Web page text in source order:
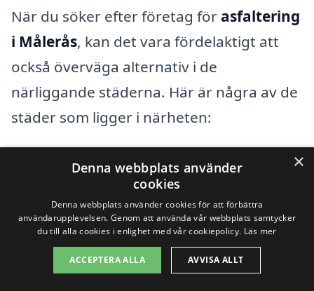
När du söker efter företag för asfaltering
i Målerås, kan det vara fördelaktigt att
också överväga alternativ i de
närliggande städerna. Här är några av de
städer som ligger i närheten:
Nybro
Mellerud
Högsby
Emmaboda
×
Denna webbplats använder
cookies
Denna webbplats använder cookies för att förbättra
användarupplevelsen. Genom att använda vår webbplats samtycker
du till alla cookies i enlighet med vår cookiepolicy. Läs mer
ACCEPTERA ALLA AVVISA ALLT